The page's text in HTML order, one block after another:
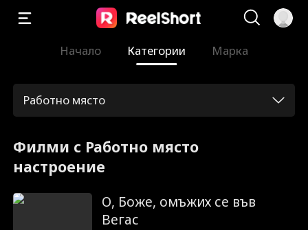
Начало Категории Марка
Работно място
Филми с Работно място
настроение
О, Боже, омъжих се във
Вегас